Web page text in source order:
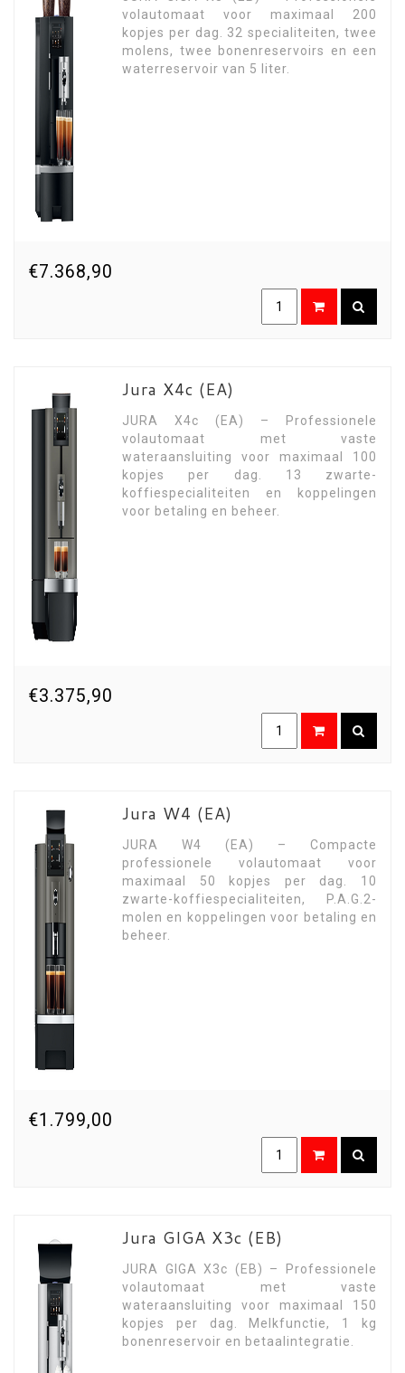
volautomaat voor maximaal 200
kopjes per dag. 32 specialiteiten, twee
molens, twee bonenreservoirs en een
waterreservoir van 5 liter.
€7.368,90
Jura X4c (EA)
JURA X4c (EA) – Professionele
volautomaat met vaste
wateraansluiting voor maximaal 100
kopjes per dag. 13 zwarte-
koffiespecialiteiten en koppelingen
voor betaling en beheer.
€3.375,90
Jura W4 (EA)
JURA W4 (EA) – Compacte
professionele volautomaat voor
maximaal 50 kopjes per dag. 10
zwarte-koffiespecialiteiten, P.A.G.2-
molen en koppelingen voor betaling en
beheer.
€1.799,00
Jura GIGA X3c (EB)
JURA GIGA X3c (EB) – Professionele
volautomaat met vaste
wateraansluiting voor maximaal 150
kopjes per dag. Melkfunctie, 1 kg
bonenreservoir en betaalintegratie.